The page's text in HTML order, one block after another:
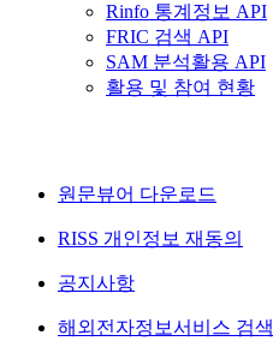
Rinfo 통계정보 API
FRIC 검색 API
SAM 분석활용 API
활용 및 참여 현황
원문뷰어 다운로드
RISS 개인정보 재동의
공지사항
해외전자정보서비스 검색